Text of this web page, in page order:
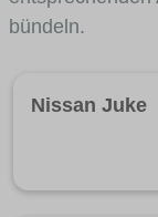
bündeln.
Nissan Juke